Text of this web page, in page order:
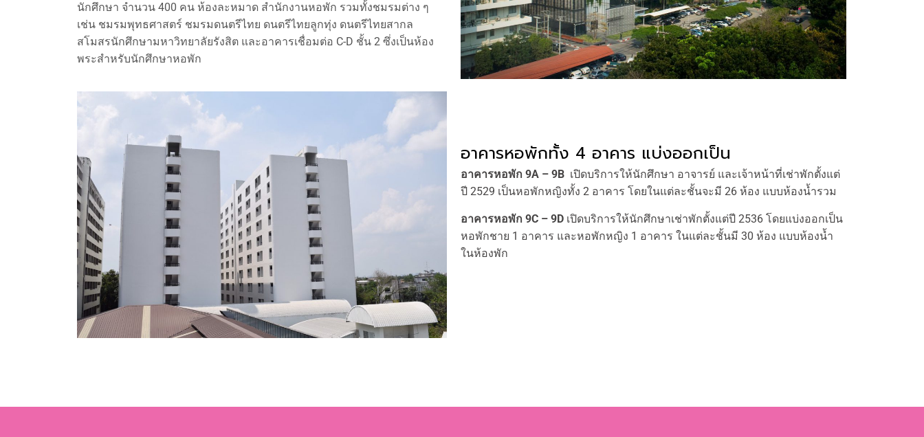
นักศึกษา จำนวน 400 คน ห้องละหมาด สำนักงานหอพัก รวมทั้งชมรมต่าง ๆ
เช่น ชมรมพุทธศาสตร์ ชมรมดนตรีไทย ดนตรีไทยลูกทุ่ง ดนตรีไทยสากล
สโมสรนักศึกษามหาวิทยาลัยรังสิต และอาคารเชื่อมต่อ C-D ชั้น 2 ซึ่งเป็นห้อง
พระสำหรับนักศึกษาหอพัก
อาคารหอพักทั้ง 4 อาคาร แบ่งออกเป็น
อาคารหอพัก 9A – 9B เปิดบริการให้นักศึกษา อาจารย์ และเจ้าหน้าที่เช่าพักตั้งแต่
ปี 2529 เป็นหอพักหญิงทั้ง 2 อาคาร โดยในแต่ละชั้นจะมี 26 ห้อง แบบห้องน้ำรวม
อาคารหอพัก 9C – 9D เปิดบริการให้นักศึกษาเช่าพักตั้งแต่ปี 2536 โดยแบ่งออกเป็น
หอพักชาย 1 อาคาร และหอพักหญิง 1 อาคาร ในแต่ละชั้นมี 30 ห้อง แบบห้องน้ำ
ในห้องพัก